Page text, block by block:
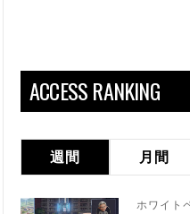
ACCESS RANKING
週間 月間
ホワイト